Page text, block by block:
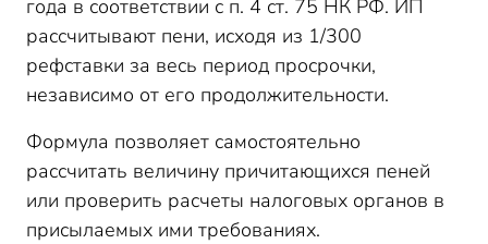
года в соответствии с п. 4 ст. 75 НК РФ. ИП
рассчитывают пени, исходя из 1/300
рефставки за весь период просрочки,
независимо от его продолжительности.
Формула позволяет самостоятельно
рассчитать величину причитающихся пеней
или проверить расчеты налоговых органов в
присылаемых ими требованиях.